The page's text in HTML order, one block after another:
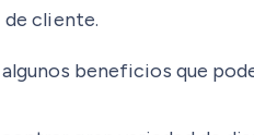
de cliente.
beneficios que